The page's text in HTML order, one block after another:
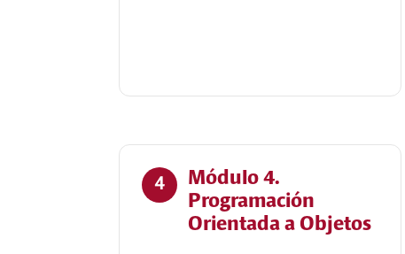
4
Módulo 4.
Programación
Orientada a Objetos